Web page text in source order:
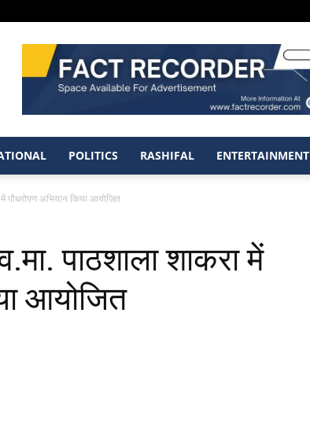
POLITICS RASHIFAL ENTERTAINMENT
पौधरोपण अभियान किया आयोजित
पाठशाला शाकरा में
आयोजित